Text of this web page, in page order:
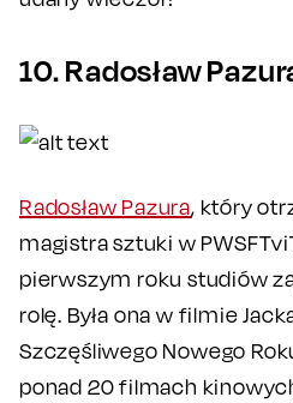
10. Radosław
Radosław Pazura, który
magistra sztuki w
pierwszym roku studiów
rolę. Była ona w filmie
Szczęśliwego Nowego
ponad 20 filmach